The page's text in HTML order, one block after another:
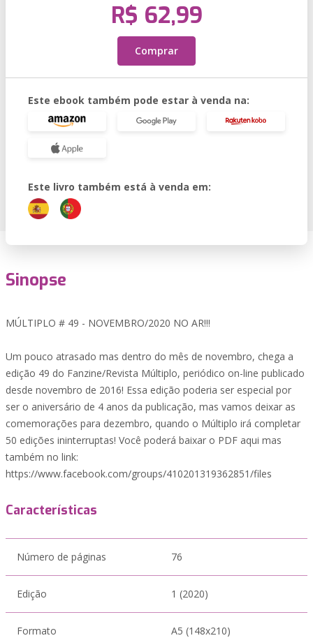
R$ 62,99
Comprar
Este ebook também pode estar à venda na:
Este livro também está à venda em:
Sinopse
MÚLTIPLO # 49 - NOVEMBRO/2020 NO AR!!!
Um pouco atrasado mas dentro do mês de novembro, chega a
edição 49 do Fanzine/Revista Múltiplo, periódico on-line publicado
desde novembro de 2016! Essa edição poderia ser especial por
ser o aniversário de 4 anos da publicação, mas vamos deixar as
comemorações para dezembro, quando o Múltiplo irá completar
50 edições ininterruptas! Você poderá baixar o PDF aqui mas
também no link:
https://www.facebook.com/groups/410201319362851/files
Características
Número de páginas 76
Edição 1 (2020)
Formato A5 (148x210)